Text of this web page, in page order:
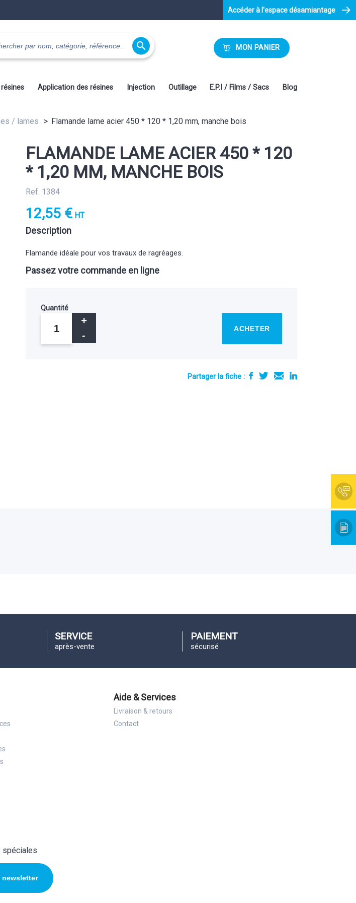
Accéder à l'espace désamiantage
 MON PANIER
Application des résines Injection Outillage E.P.I / Films / Sacs Blog
/ lames Flamande lame acier 450 * 120 * 1,20 mm, manche bois
FLAMANDE LAME ACIER 450 * 120
* 1,20 MM, MANCHE BOIS
Ref. 1384
12,55 € HT
Description
Flamande idéale pour vos travaux de ragréages.
Passez votre commande en ligne
Quantité
ACHETER
Partager la fiche :
SERVICE
après-vente
PAIEMENT
sécurisé
Aide & Services
Livraison & retours
Contact
spéciales
newsletter